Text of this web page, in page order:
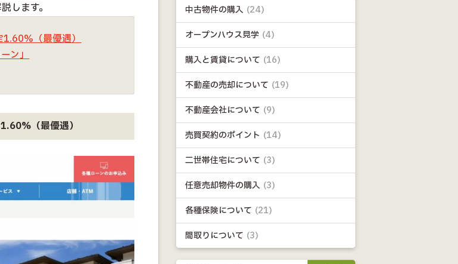
します。
1.60%（最優遇）
ン」
（最優遇）
中古物件の購入 (24)
オープンハウス見学 (4)
購入と賃貸について (16)
不動産の売却について (19)
不動産会社について (9)
売買契約のポイント (14)
二世帯住宅について (3)
任意売却物件の購入 (3)
各種保険について (21)
間取りについて (3)